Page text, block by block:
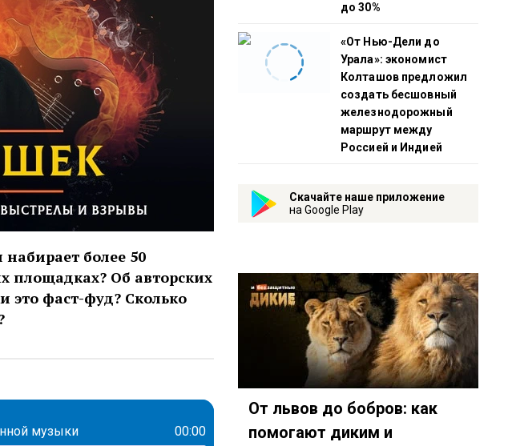
более 50
Об авторских
это фаст-фуд? Сколько
музыки 00:00
до 30%
«От Нью-Дели до
Урала»: экономист
Колташов предложил
создать бесшовный
железнодорожный
маршрут между
Россией и Индией
Скачайте наше приложение
на Google Play
От львов до бобров: как
помогают диким и